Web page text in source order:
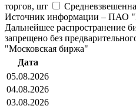
торгов, шт
Источник информации – ПАО
Дальнейшее распространение
запрещено без
"Московская биржа"
Дата
05.08.2026
04.08.2026
03.08.2026